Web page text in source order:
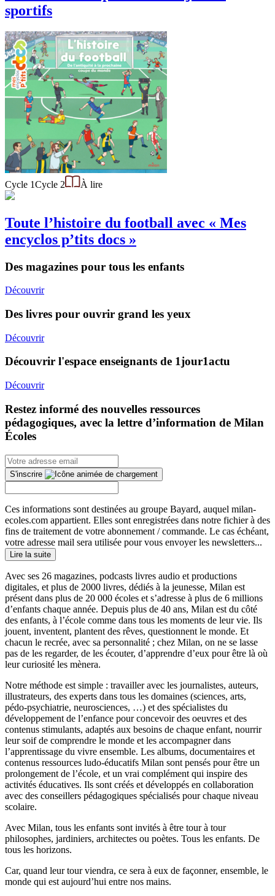
sportifs
Cycle 1Cycle 2 À lire
Toute l’histoire du football avec « Mes
encyclos p’tits docs »
Des magazines pour tous les enfants
Découvrir
Des livres pour ouvrir grand les yeux
Découvrir
Découvrir l'espace enseignants de 1jour1actu
Découvrir
Restez informé des nouvelles ressources
pédagogiques, avec la lettre d’information de Milan
Écoles
S'inscrire
Ces informations sont destinées au groupe Bayard, auquel milan-
ecoles.com appartient. Elles sont enregistrées dans notre fichier à des
fins de traitement de votre abonnement / commande. Le cas échéant,
votre adresse mail sera utilisée pour vous envoyer les newsletters...
Lire la suite
Avec ses 26 magazines, podcasts livres audio et productions
digitales, et plus de 2000 livres, dédiés à la jeunesse, Milan est
présent dans plus de 20 000 écoles et s’adresse à plus de 6 millions
d’enfants chaque année. Depuis plus de 40 ans, Milan est du côté
des enfants, à l’école comme dans tous les moments de leur vie. Ils
jouent, inventent, plantent des rêves, questionnent le monde. Et
chacun le recrée, avec sa personnalité ; chez Milan, on ne se lasse
pas de les regarder, de les écouter, d’apprendre d’eux pour être là où
leur curiosité les mènera.
Notre méthode est simple : travailler avec les journalistes, auteurs,
illustrateurs, des experts dans tous les domaines (sciences, arts,
pédo-psychiatrie, neurosciences, …) et des spécialistes du
développement de l’enfance pour concevoir des oeuvres et des
contenus stimulants, adaptés aux besoins de chaque enfant, nourrir
leur soif de comprendre le monde et les accompagner dans
l’apprentissage du vivre ensemble. Les albums, documentaires et
contenus ressources ludo-éducatifs Milan sont pensés pour être un
prolongement de l’école, et un vrai complément qui inspire des
activités éducatives. Ils sont créés et développés en collaboration
avec des conseillers pédagogiques spécialisés pour chaque niveau
scolaire.
Avec Milan, tous les enfants sont invités à être tour à tour
philosophes, jardiniers, architectes ou poètes. Tous les enfants. De
tous les horizons.
Car, quand leur tour viendra, ce sera à eux de façonner, ensemble, le
monde qui est aujourd’hui entre nos mains.